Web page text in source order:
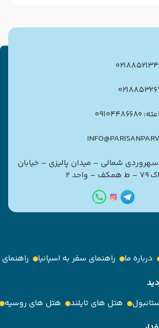
شمالی – میدان پالیزی – خیابان
۲
درباره ما راهنمای سفر به اسپانیا
هتل های تایلند
هتل های روسیه